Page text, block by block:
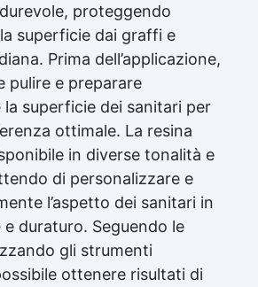
proteggendo
superficie dai graffi e
Prima dell’applicazione,
pulire e preparare
superficie dei sanitari per
ottimale. La resina
in diverse tonalità e
di personalizzare e
l’aspetto dei sanitari in
duraturo. Seguendo le
gli strumenti
ottenere risultati di